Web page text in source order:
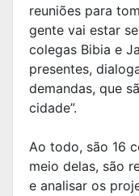
reuniões para
gente vai estar
colegas Bibia e
presentes,
demandas, que
cidade”.
Ao todo, são 16
meio delas, são
e analisar os